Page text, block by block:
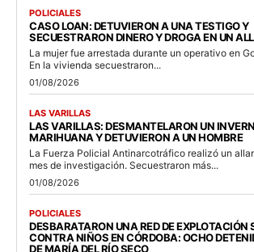
POLICIALES
CASO LOAN: DETUVIERON A UNA TESTIGO Y
SECUESTRARON DINERO Y DROGA EN UN
La mujer fue arrestada durante un operativo en
En la vivienda secuestraron...
01/08/2026
LAS VARILLAS
LAS VARILLAS: DESMANTELARON UN
MARIHUANA Y DETUVIERON A UN HOMBRE
La Fuerza Policial Antinarcotráfico realizó un
mes de investigación. Secuestraron más...
01/08/2026
POLICIALES
DESBARATARON UNA RED DE EXPLOTACIÓN
CONTRA NIÑOS EN CÓRDOBA: OCHO
DE MARÍA DEL RÍO SECO